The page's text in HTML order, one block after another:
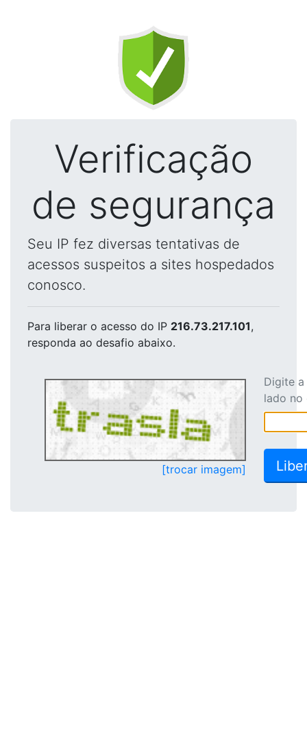
Verificação
de segurança
Seu IP fez diversas tentativas de
acessos suspeitos a sites hospedados
conosco.
Para liberar o acesso do IP 216.73.217.101,
responda ao desafio abaixo.
[trocar imagem]
Digite
lado no